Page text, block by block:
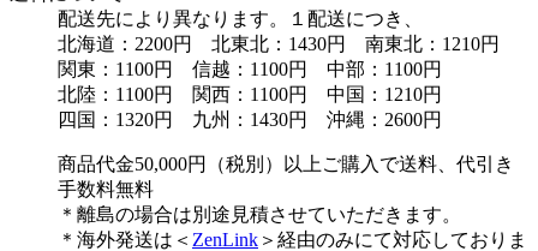
配送先により異なります。１配送につき、
北海道：2200円 北東北：1430円 南東北：1210円
関東：1100円 信越：1100円 中部：1100円
北陸：1100円 関西：1100円 中国：1210円
四国：1320円 九州：1430円 沖縄：2600円
商品代金50,000円（税別）以上ご購入で送料、代引き
手数料無料
＊離島の場合は別途見積させていただきます。
＊海外発送は＜ ZenLink ＞経由のみにて対応しておりま